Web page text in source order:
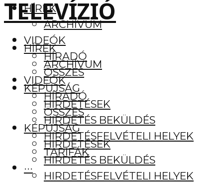
HÍREK
ARCHÍVUM
VIDEÓK
HÍRADÓ
ÖSSZES
KÉPÚJSÁG
HIRDETÉSEK
HIRDETÉS BEKÜLDÉS
HIRDETÉSFELVÉTELI HELYEK
TARIFÁK
···
HÍREK
ARCHÍVUM
VIDEÓK
HÍRADÓ
ÖSSZES
KÉPÚJSÁG
HIRDETÉSEK
HIRDETÉS BEKÜLDÉS
HIRDETÉSFELVÉTELI HELYEK